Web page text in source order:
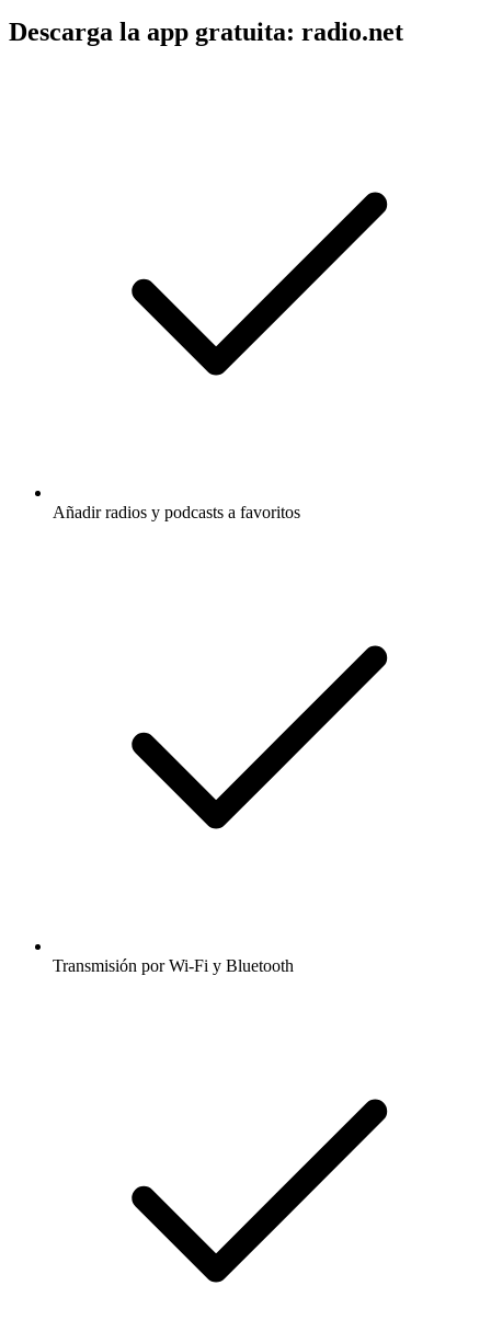
Descarga la app gratuita: radio.net
Añadir radios y podcasts a favoritos
Transmisión por Wi-Fi y Bluetooth